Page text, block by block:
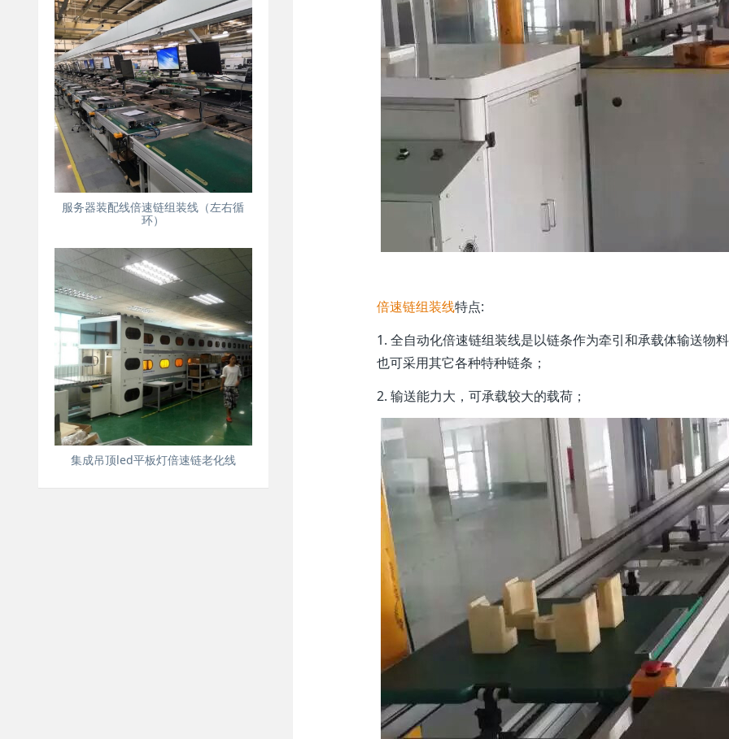
倍速链组装线特点:
1.全自动化倍速链组装线是以链条作为牵引和承载体输送物
也可采用其它各种特种链条；
2. 输送能力大，可承载较大的载荷；
服务器装配线倍速链组装线（左右循
环）
集成吊顶led平板灯倍速链老化线